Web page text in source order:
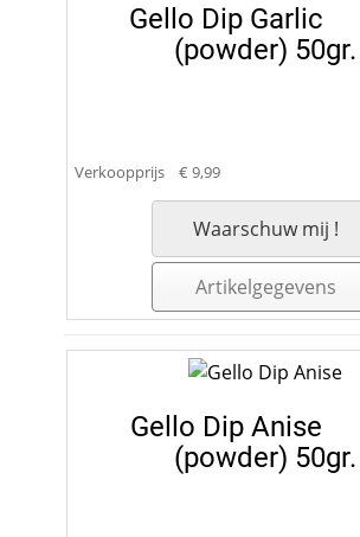
Gello Dip Garlic
(powder) 50gr.
Verkoopprijs € 9,99
Waarschuw mij !
Artikelgegevens
Gello Dip Anise
(powder) 50gr.